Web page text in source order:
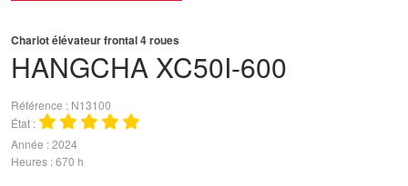
HANGCHA XC50I-600
Chariot élévateur frontal 4 roues
Référence
N13100
État
Année 2024
Heures 670 h